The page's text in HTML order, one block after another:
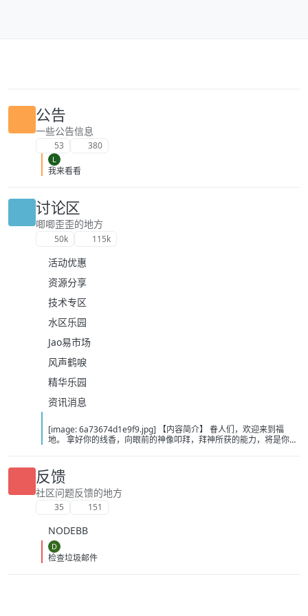
公告
一些公告信息
53 380
L
我来看看
讨论区
唧唧歪歪的地方
50k 115k
活动优惠
资源分享
技术专区
水区乐园
Jao易市场
风声鹤唳
精华乐园
资讯消息
[image: 6a73674d1e9f9.jpg] 【内容简介】 眷人们，欢迎来到福
地。 拿好你的线香，向眼前的神像叩拜，拜神所获的能力，将是你们
悲剧轮回…… 【作者简介】 作者：幻梦猎人，起点中文网作者，代表
作品：《灾厄收容所》《诡异分解指南》《天灾疯人院》《基因收容
所》等 【下载地址】 百度：
https://pan.baidu.com/s/1CTpsB1_Ju5NwzAhO0MvwZQ?pwd=9a1v
夸克：https://pan.quark.cn/s/ffe07719ebb3?pwd=aUYh 移动：
反馈
社区问题反馈的地方
35 151
NODEBB
D
检查垃圾邮件